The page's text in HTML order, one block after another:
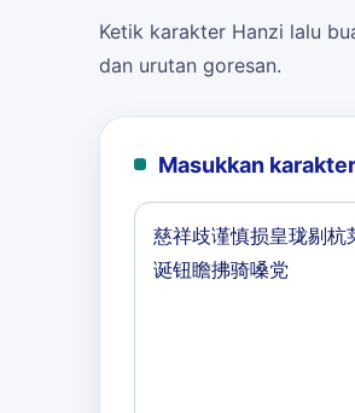
Ketik karakter Hanzi lalu
dan urutan goresan.
Masukkan